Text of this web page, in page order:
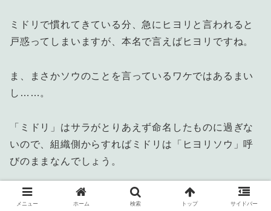
ミドリで慣れてきている分、急にヒヨリと言われると
戸惑ってしまいますが、本名で言えばヒヨリですね。
ま、まさかソウのことを言っているワケではあるまい
し……。
「ミドリ」はサラがとりあえず命名したものに過ぎな
いので、組織側からすればミドリは「ヒヨリソウ」呼
びのままなんでしょう。
……と解釈しておきます。
メニュー ホーム 検索 トップ サイドバー